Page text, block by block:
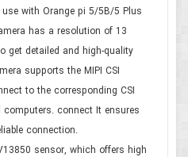
with Orange pi 5/5B/5 Plus
has a resolution of 13
get detailed and high-quality
supports the MIPI CSI
to the corresponding CSI
connect It ensures
connection.
sensor, which offers high